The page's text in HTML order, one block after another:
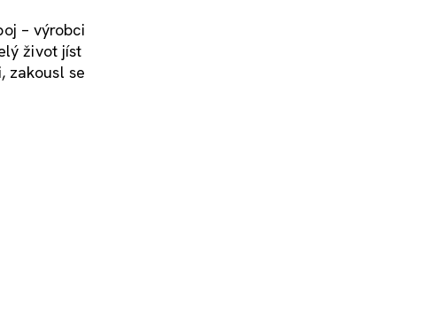
– výrobci
život jíst
zakousl se